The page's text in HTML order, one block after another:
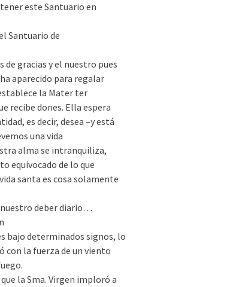
este Santuario en
Santuario de
gracias y el nuestro pues
aparecido para regalar
la Mater ter
recibe dones. Ella espera
es decir, desea –y está
una vida
alma se intranquiliza,
equivocado de lo que
santa es cosa solamente
deber diario…
bajo determinados signos, lo
con la fuerza de un viento
la Sma. Virgen imploró a